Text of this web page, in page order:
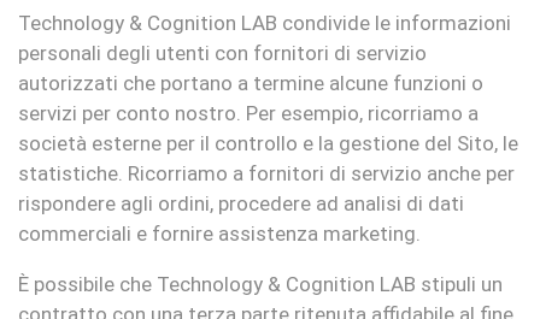
Technology & Cognition LAB condivide le informazioni
personali degli utenti con fornitori di servizio
autorizzati che portano a termine alcune funzioni o
servizi per conto nostro. Per esempio, ricorriamo a
società esterne per il controllo e la gestione del Sito, le
statistiche. Ricorriamo a fornitori di servizio anche per
rispondere agli ordini, procedere ad analisi di dati
commerciali e fornire assistenza marketing.
È possibile che Technology & Cognition LAB stipuli un
contratto con una terza parte ritenuta affidabile al fine